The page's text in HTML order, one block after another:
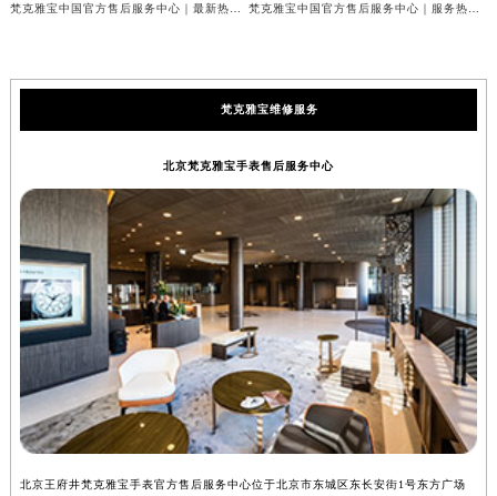
梵克雅宝维修服务
北京梵克雅宝手表售后服务中心
北京王府井梵克雅宝手表官方售后服务中心位于北京市东城区东长安街1号东方广场